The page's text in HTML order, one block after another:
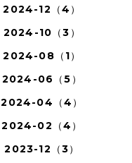
2024-12（4）
2024-10（3）
2024-08（1）
2024-06（5）
2024-04（4）
2024-02（4）
2023-12（3）